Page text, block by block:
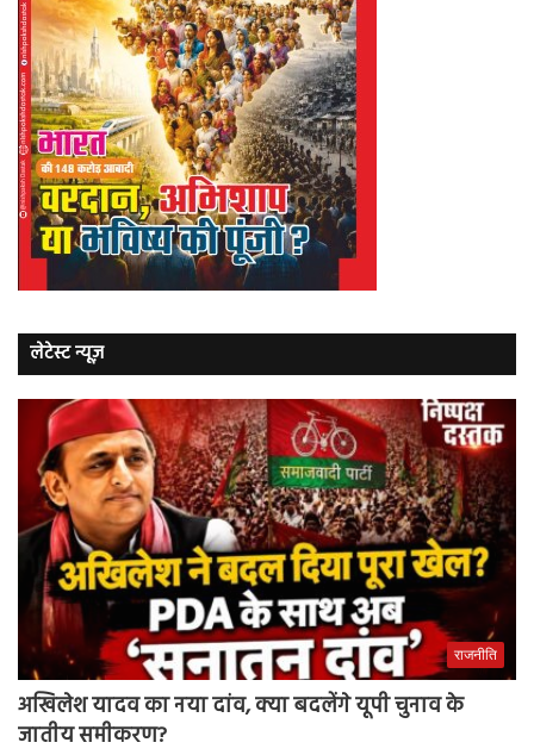
लेटेस्ट न्यूज़
राजनीति
अखिलेश यादव का नया दांव, क्या बदलेंगे यूपी चुनाव के
जातीय समीकरण?